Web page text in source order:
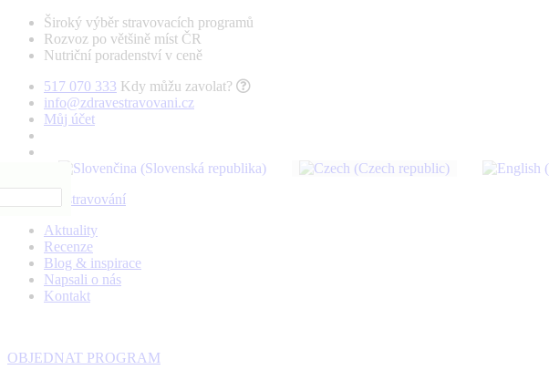
Široký výběr stravovacích programů
Rozvoz po většině míst ČR
Nutriční poradenství v ceně
517 070 333 Kdy můžu zavolat?
info@zdravestravovani.cz
Můj účet
Aktuality
Recenze
Blog & inspirace
Napsali o nás
Kontakt
OBJEDNAT PROGRAM